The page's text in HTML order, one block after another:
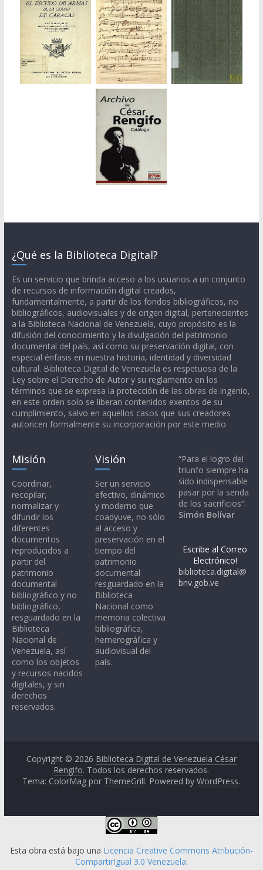
¿Qué es la Biblioteca Digital?
Es un servicio que brinda acceso a los usuarios a un conjunto
de recursos de información digital creados,
fundamentalmente, a partir de los fondos bibliográficos, no
bibliográficos, audiovisuales y de origen digital, pertenecientes
a la Biblioteca Nacional de Venezuela, cuyo propósito es la
difusión del conocimiento y la divulgación del patrimonio
documental del país, así como su preservación digital, con
especial énfasis en nuestra historia, identidad y diversidad
cultural. Biblioteca Digital de Venezuela es respetuosa de la
Ley sobre el Derecho de Autor y su reglamento en los
términos que se expresa la protección de las obras de ingenio,
en este orden solo se liberan contenidos exentos de su
cumplimiento, salvo en aquellos casos que sus creadores
autoricen formalmente su incorporación por este medio
Misión
Coordinar,
recopilar,
normalizar y
difundir los
diferentes
documentos
reproducidos a
partir del
patrimonio
documental
bibliográfico y no
bibliográfico,
resguardado en la
Biblioteca
Nacional de
Venezuela, así
como los objetos
y recursos nacidos
digitales, y sin
derechos
reservados.
Visión
Ser un servicio
efectivo, dinámico
y moderno que
coadyuve, no sólo
al acceso y
preservación en el
tiempo del
patrimonio
documental
resguardado en la
Biblioteca
Nacional como
memoria colectiva
bibliográfica,
hemerográfica y
audiovisual del
país.
“Para el logro del
triunfo siempre ha
sido indispensable
pasar por la senda
de los sacrificios”.
Simón Bolívar
Escribe al Correo
Electrónico!
biblioteca.digital@
bnv.gob.ve
Copyright © 2026 Biblioteca Digital de Venezuela César
Rengifo. Todos los derechos reservados.
Tema: ColorMag por ThemeGrill. Powered byWordPress.
Esta obra está bajo una Licencia Creative Commons Atribución-
CompartirIgual 3.0 Venezuela.